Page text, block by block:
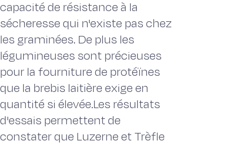
capacité de résistance à la
sécheresse qui n'existe pas chez
les graminées. De plus les
légumineuses sont précieuses
pour la fourniture de protéïnes
que la brebis laitière exige en
quantité si élevée.Les résultats
d'essais permettent de
constater que Luzerne et Trèfle